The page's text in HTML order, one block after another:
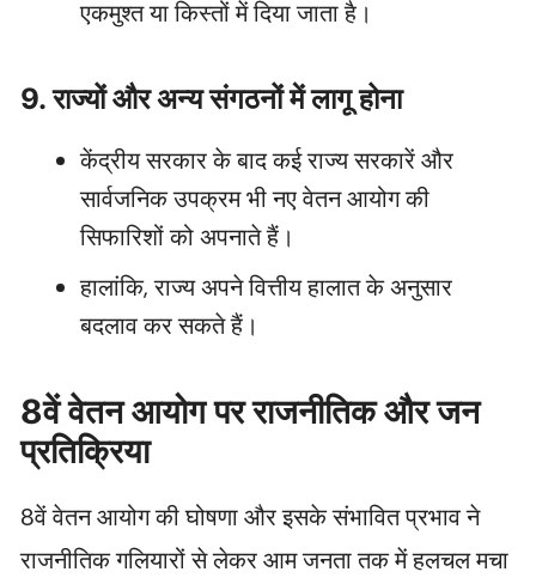
एकमुश्त या किस्तों में दिया जाता है।
9. राज्यों और अन्य संगठनों में लागू होना
केंद्रीय सरकार के बाद कई राज्य सरकारें और
सार्वजनिक उपक्रम भी नए वेतन आयोग की
सिफारिशों को अपनाते हैं।
हालांकि, राज्य अपने वित्तीय हालात के अनुसार
बदलाव कर सकते हैं।
8वें वेतन आयोग पर राजनीतिक और जन
प्रतिक्रिया
8वें वेतन आयोग की घोषणा और इसके संभावित प्रभाव ने
राजनीतिक गलियारों से लेकर आम जनता तक में हलचल मचा